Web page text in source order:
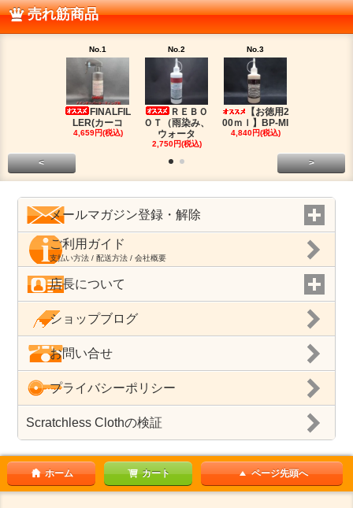
売れ筋商品
No.1
FINALFIL
LER(カーコ
4,659円(税込)
No.2
ＲＥＢＯ
ＯＴ（雨染み、
ウォータ
2,750円(税込)
No.3
【お徳用2
00ｍｌ】BP-MI
4,840円(税込)
< >
メールマガジン登録・解除
ご利用ガイド
支払い方法 / 配送方法 / 会社概要
店長について
ショップブログ
お問い合せ
プライバシーポリシー
Scratchless Clothの検証
ホーム カート ページ先頭へ